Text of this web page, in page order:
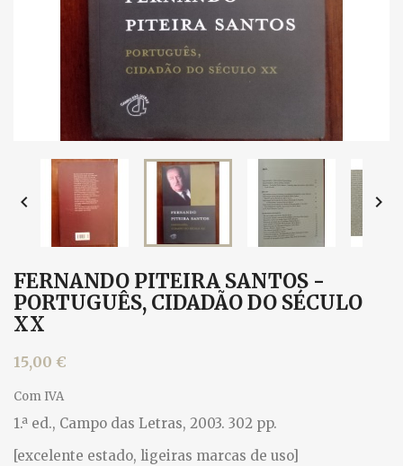
 
FERNANDO PITEIRA SANTOS -
PORTUGUÊS, CIDADÃO DO SÉCULO
XX
15,00 €
Com IVA
1.ª ed., Campo das Letras, 2003. 302 pp.
[excelente estado, ligeiras marcas de uso]